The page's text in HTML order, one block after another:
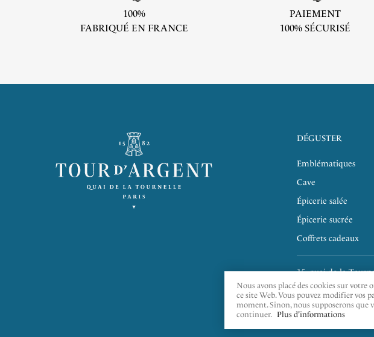
Nous avons placé des cookies sur
ce site Web. Vous pouvez modifier vos
moment. Sinon, nous supposerons que
continuer. Plus d'informations
100%
FABRIQUÉ EN FRANCE
PAIEMENT
100% SÉCURISÉ
DÉGUSTER
Emblématiques
Cave
Épicerie salée
Épicerie sucrée
Coffrets cadeaux
15, quai de la
75005 PARIS